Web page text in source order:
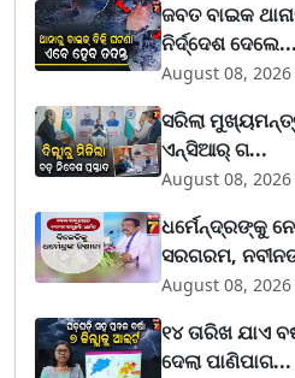
ଜବତ ବାଇକ
ନିର୍ଦ୍ଦେଶ ଦେଲେ...
August 08, 2026
ସରିଲା
ଏନ୍‌ସିଆର୍ ଗ...
August 08, 2026
ଧର୍ମେନ୍ଦ୍ରଙ୍କୁ
ସରଗରମ,
August 08, 2026
୧୪ ତାରିଖ ଯାଏ
ଦେଲା ପାଣିପାଗ...